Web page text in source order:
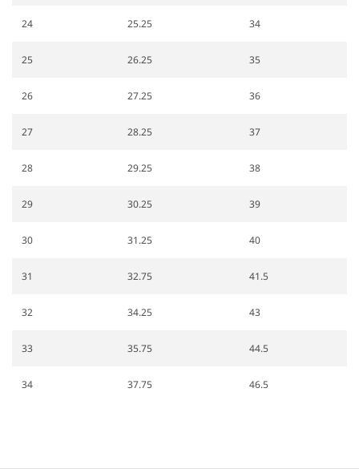
24 25.25 34
25 26.25 35
26 27.25 36
27 28.25 37
28 29.25 38
29 30.25 39
30 31.25 40
31 32.75 41.5
32 34.25 43
33 35.75 44.5
34 37.75 46.5